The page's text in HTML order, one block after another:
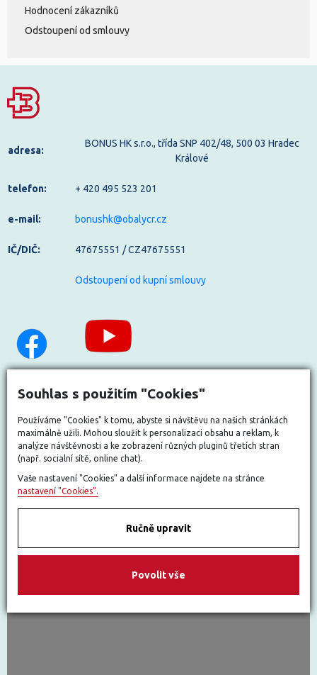
Souhlas s použitím "Cookies"
Používáme "Cookies" k tomu, abyste si návštěvu na našich stránkách
maximálně užili. Mohou sloužit k personalizaci obsahu a reklam, k
analýze návštěvnosti a ke zobrazení různých pluginů třetích stran
(např. socialní sítě, online chat).
Vaše nastavení "Cookies" a další informace najdete na stránce
nastavení "Cookies".
Ručně upravit
Povolit vše
Hodnocení zákazníků
Odstoupení od smlouvy
adresa:
BONUS HK s.r.o., třída SNP 402/48, 500 03 Hradec
Králové
telefon: + 420 495 523 201
e-mail: bonushk@obalycr.cz
IČ/DIČ: 47675551 / CZ47675551
Odstoupení od kupní smlouvy
Nastavit cookies